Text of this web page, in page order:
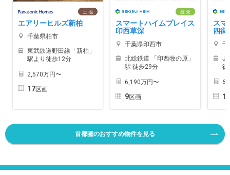
土 地
エアリーヒルズ新柏
千葉県柏市
東武鉄道野田線「新柏」
駅より徒歩12分
2,570万円〜
17区画
建 売
スマートハイムプレイス
印西草深
千葉県印西市
北総鉄道 「印西牧の原」
駅 徒歩29分
6,190万円〜
9区画
スマ
四
千
徒
1
首都圏のおすすめ物件を見る